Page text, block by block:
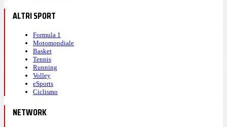
ALTRI SPORT
Formula 1
Motomondiale
Basket
Tennis
Running
Volley
eSports
Ciclismo
NETWORK